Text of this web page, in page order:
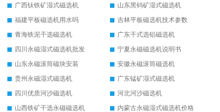
广西钛铁矿湿式磁选机
山东黑钨矿湿式磁选机
福建平板磁选机用水吗
吉林平板磁选机技术参数
青海铁泥干选磁选机
广东干式选铝磁选机
四川永磁湿式磁选机批发
宁夏永磁磁选机说明书
山东永磁滚筒磁块安装
安徽永磁滚筒磁选机
贵州永磁湿式磁选机
广东锰矿湿式磁选机
四川优质河沙磁选机
河北河沙磁选机
山西铁矿干选永磁磁选机
内蒙古永磁湿式磁选机价格